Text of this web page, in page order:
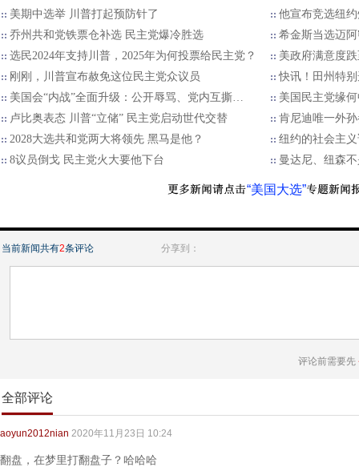
美期中选举 川普打起预防针了
他宣布竞选纽
乔州共和党铁票仓补选 民主党爆冷胜选
希金斯当选迈
选民2024年支持川普，2025年为何投票给民主党？
美政府满意度
刚刚，川普宣布赦免这位民主党众议员
快讯！田州特
美国会“内战”全面升级：公开辱骂、党内互撕…
美国民主党缘
卢比奥表态 川普“立储” 民主党启动世代交替
肯尼迪唯一外
2028大选共和党两大将领先 黑马是他？
纽约的社会主
8议员倒戈 民主党火大要他下台
曼达尼、纽森
“美国大选”
当前新闻共有2条评论 分享到：
评论前需要先
全部评论
aoyun2012nian 2020年11月23日 10:24
翻盘，在梦里打翻盘子？哈哈哈